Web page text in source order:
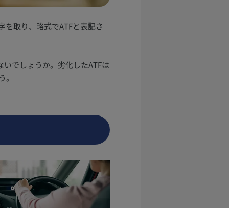
取り、略式でATFと表記さ
でしょうか。劣化したATFは